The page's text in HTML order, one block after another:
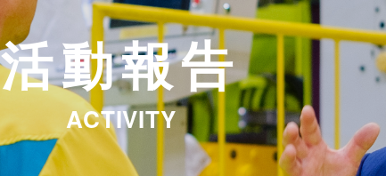
活動報告
ACTIVITY